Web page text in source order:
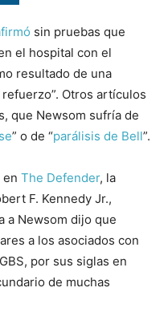
sin pruebas que
el hospital con el
resultado de una
Otros artículos
que Newsom sufría de
” o de “parálisis de Bell”.
The Defender, la
F. Kennedy Jr.,
a Newsom dijo que
a los asociados con
por sus siglas en
de muchas